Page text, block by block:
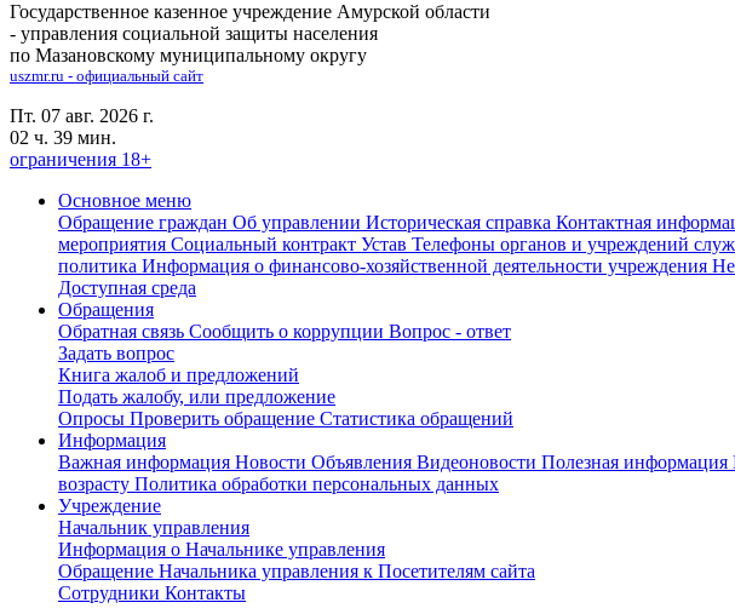
Государственное казенное учреждение Амурской области
- управления социальной защиты населения
по Мазановскому муниципальному округу
uszmr.ru - официальный сайт
Пт. 07 авг. 2026 г.
02 ч. 39 мин.
ограничения 18+
Основное меню
Обращение граждан Об управлении Историческая справка Контактная
мероприятия Социальный контракт Устав Телефоны органов и учреждений
политика Информация о финансово-хозяйственной деятельности учреждения
Доступная среда
Обращения
Обратная связь Сообщить о коррупции Вопрос - ответ
Задать вопрос
Книга жалоб и предложений
Подать жалобу, или предложение
Опросы Проверить обращение Статистика обращений
Информация
Важная информация Новости Объявления Видеоновости Полезная информация
возрасту Политика обработки персональных данных
Учреждение
Начальник управления
Информация о Начальнике управления
Обращение Начальника управления к Посетителям сайта
Сотрудники Контакты